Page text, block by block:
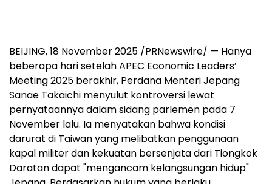
BEIJING,18 November 2025 /PRNewswire/ — Hanya
beberapa hari setelah APEC Economic Leaders’
Meeting 2025 berakhir, Perdana Menteri Jepang
Sanae Takaichi menyulut kontroversi lewat
pernyataannya dalam sidang parlemen pada 7
November lalu. Ia menyatakan bahwa kondisi
darurat di Taiwanyang melibatkan penggunaan
kapal militer dan kekuatan bersenjata dari Tiongkok
Daratan dapat "mengancam kelangsungan hidup"